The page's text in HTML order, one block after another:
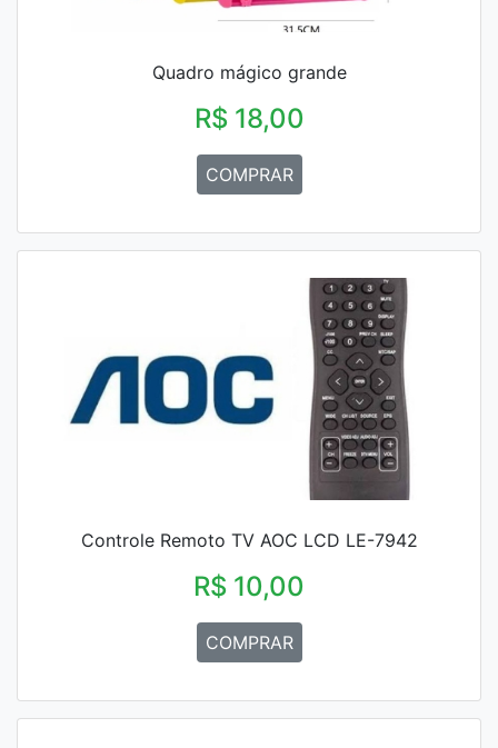
Quadro mágico grande
R$ 18,00
COMPRAR
Controle Remoto TV AOC LCD LE-7942
R$ 10,00
COMPRAR